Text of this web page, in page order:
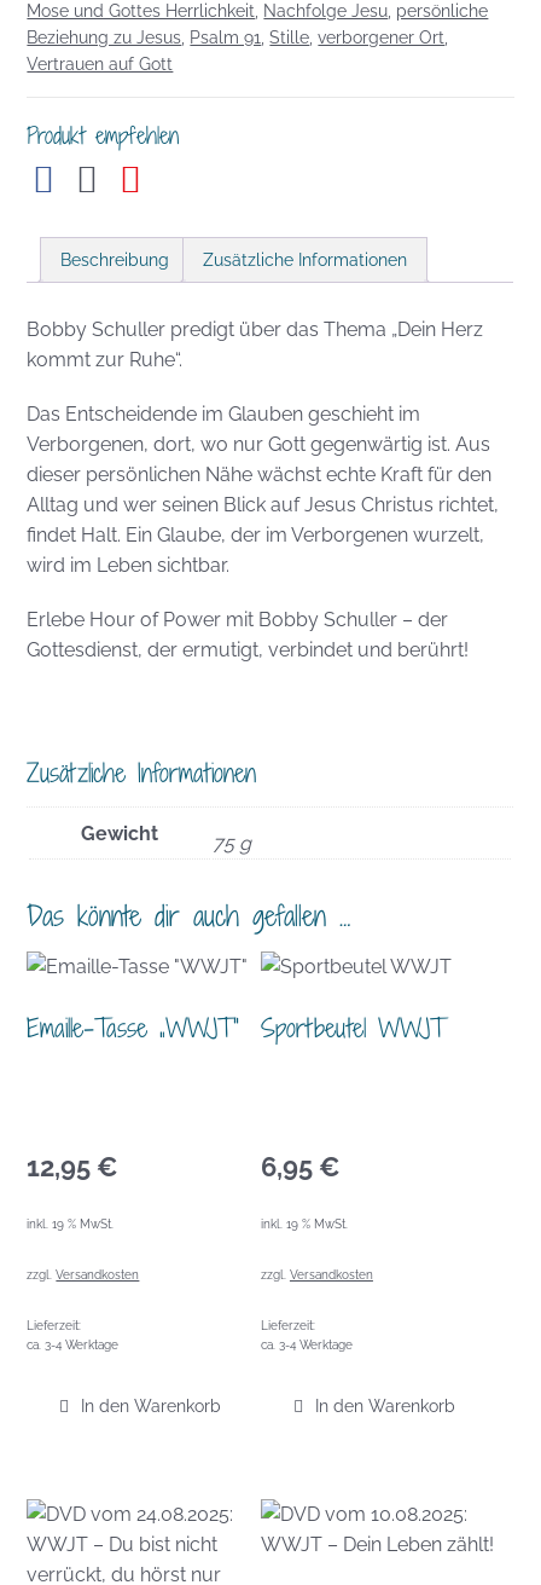
Mose und Gottes Herrlichkeit
Nachfolge Jesu persönliche
Beziehung zu Jesus Psalm 91 ,Stille ,verborgener Ort
Vertrauen auf Gott
Produkt empfehlen
Beschreibung Zusätzliche Informationen
Bobby Schuller predigt über das Thema „Dein Herz
kommt zur Ruhe“.
Das Entscheidende im Glauben geschieht im
Verborgenen, dort, wo nur Gott gegenwärtig ist. Aus
dieser persönlichen Nähe wächst echte Kraft für den
Alltag und wer seinen Blick auf Jesus Christus richtet,
findet Halt. Ein Glaube, der im Verborgenen wurzelt,
wird im Leben sichtbar.
Erlebe Hour of Power mit Bobby Schuller – der
Gottesdienst, der ermutigt, verbindet und berührt!
Zusätzliche Informationen
Gewicht 75 g
Das könnte dir auch gefallen …
Emaille-Tasse „WWJT“
12,95 €
inkl. 19 % MwSt.
zzgl.Versandkosten
Lieferzeit:
ca. 3-4 Werktage
In den Warenkorb
Sportbeutel WWJT
6,95 €
inkl. 19 % MwSt.
zzgl. Versandkosten
Lieferzeit:
ca. 3-4 Werktage
In den Warenkorb